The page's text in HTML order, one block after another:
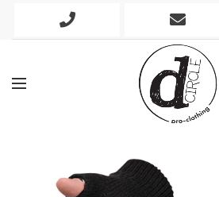
Phone